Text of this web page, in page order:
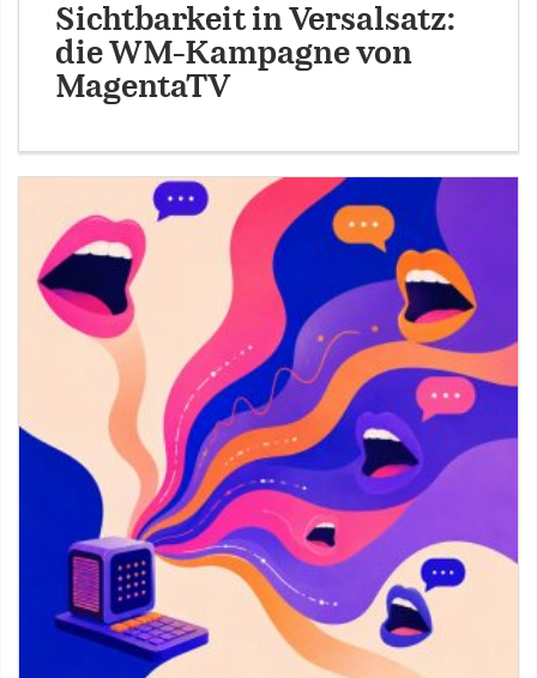
Sichtbarkeit in Versalsatz:
die WM-Kampagne von
MagentaTV